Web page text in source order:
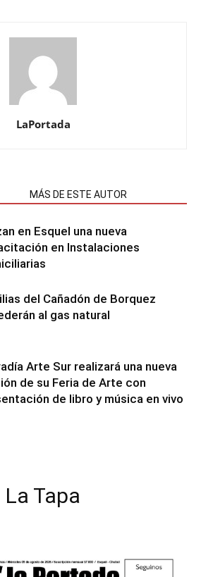
LaPortada
MÁS DE ESTE AUTOR
en Esquel una nueva
en Instalaciones
del Cañadón de Borquez
al gas natural
Arte Sur realizará una nueva
de su Feria de Arte con
de libro y música en vivo
La Tapa